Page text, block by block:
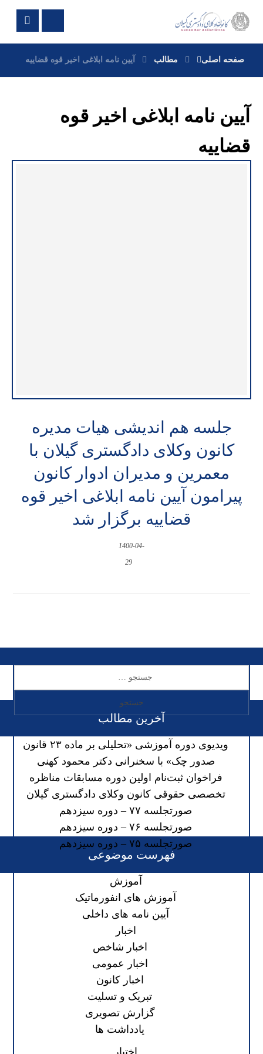
صفحه اصلی مطالب آیین نامه ابلاغی اخیر قوه قضاییه
آیین نامه ابلاغی اخیر قوه
قضاییه
جلسه هم اندیشی هیات مدیره
کانون وکلای دادگستری گیلان با
معمرین و مدیران ادوار کانون
پیرامون آیین نامه ابلاغی اخیر قوه
قضاییه برگزار شد
1400-04-
29
آخرین مطالب
ویدیوی دوره آموزشی «تحلیلی بر ماده ۲۳ قانون
صدور چک» با سخنرانی دکتر محمود کهنی
فراخوان ثبت‌نام اولین دوره مسابقات مناظره
تخصصی حقوقی کانون وکلای دادگستری گیلان
صورتجلسه ۷۷ – دوره سیزدهم
صورتجلسه ۷۶ – دوره سیزدهم
صورتجلسه ۷۵ – دوره سیزدهم
فهرست موضوعی
آموزش
آموزش های انفورماتیک
آیین نامه های داخلی
اخبار
اخبار شاخص
اخبار عمومی
اخبار کانون
تبریک و تسلیت
گزارش تصویری
یادداشت ها